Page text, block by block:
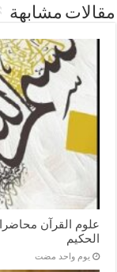
مقالات مشابهة
علوم القرآن
الحكيم
‏يوم واحد مضت